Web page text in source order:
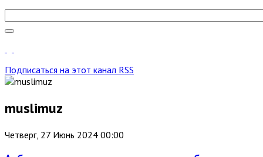
Подписаться на этот канал RSS
muslimuz
Четверг, 27 Июнь 2024 00:00